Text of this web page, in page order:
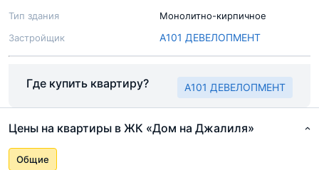
Тип здания
Монолитно-кирпичное
Застройщик
А101 ДЕВЕЛОПМЕНТ
Где купить квартиру? А101 ДЕВЕЛОПМЕНТ
Цены на квартиры в ЖК «Дом на Джалиля»
Общие